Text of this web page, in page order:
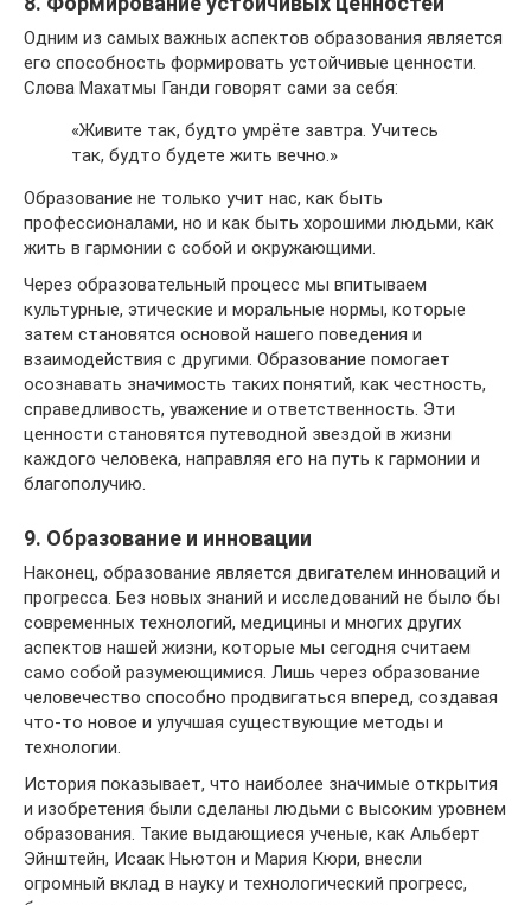
Одним из самых важных аспектов образования является
его способность формировать устойчивые ценности.
Слова Махатмы Ганди говорят сами за себя:
«Живите так, будто умрёте завтра. Учитесь
так, будто будете жить вечно.»
Образование не только учит нас, как быть
профессионалами, но и как быть хорошими людьми, как
жить в гармонии с собой и окружающими.
Через образовательный процесс мы впитываем
культурные, этические и моральные нормы, которые
затем становятся основой нашего поведения и
взаимодействия с другими. Образование помогает
осознавать значимость таких понятий, как честность,
справедливость, уважение и ответственность. Эти
ценности становятся путеводной звездой в жизни
каждого человека, направляя его на путь к гармонии и
благополучию.
9. Образование и инновации
Наконец, образование является двигателем инноваций и
прогресса. Без новых знаний и исследований не было бы
современных технологий, медицины и многих других
аспектов нашей жизни, которые мы сегодня считаем
само собой разумеющимися. Лишь через образование
человечество способно продвигаться вперед, создавая
что-то новое и улучшая существующие методы и
технологии.
История показывает, что наиболее значимые открытия
и изобретения были сделаны людьми с высоким уровнем
образования. Такие выдающиеся ученые, как Альберт
Эйнштейн, Исаак Ньютон и Мария Кюри, внесли
огромный вклад в науку и технологический прогресс,